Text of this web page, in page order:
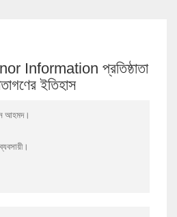
Information প্রতিষ্ঠাতা
ইতিহাস
আহমদ।